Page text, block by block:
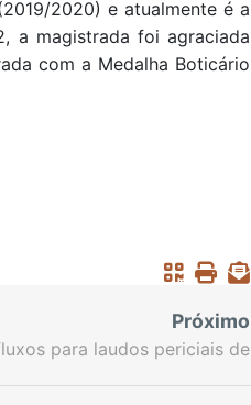
2020) e atualmente é a
a magistrada foi agraciada
com a Medalha Boticário
Próximo
para laudos periciais de